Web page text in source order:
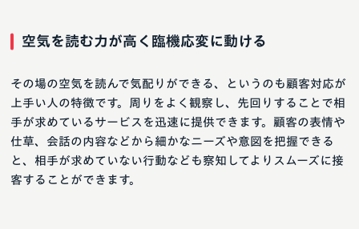
空気を読む力が高く臨機応変に動ける
その場の空気を読んで気配りができる、というのも顧客対応が
上手い人の特徴です。周りをよく観察し、先回りすることで相
手が求めているサービスを迅速に提供できます。顧客の表情や
仕草、会話の内容などから細かなニーズや意図を把握できる
と、相手が求めていない行動なども察知してよりスムーズに接
客することができます。